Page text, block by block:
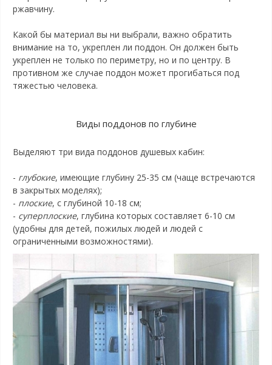
ржавчину.
Какой бы материал вы ни выбрали, важно обратить
внимание на то, укреплен ли поддон. Он должен быть
укреплен не только по периметру, но и по центру. В
противном же случае поддон может прогибаться под
тяжестью человека.
Виды поддонов по глубине
Выделяют три вида поддонов душевых кабин:
- глубокие, имеющие глубину 25-35 см (чаще встречаются
в закрытых моделях);
- плоские, с глубиной 10-18 см;
- суперплоские, глубина которых составляет 6-10 см
(удобны для детей, пожилых людей и людей с
ограниченными возможностями).